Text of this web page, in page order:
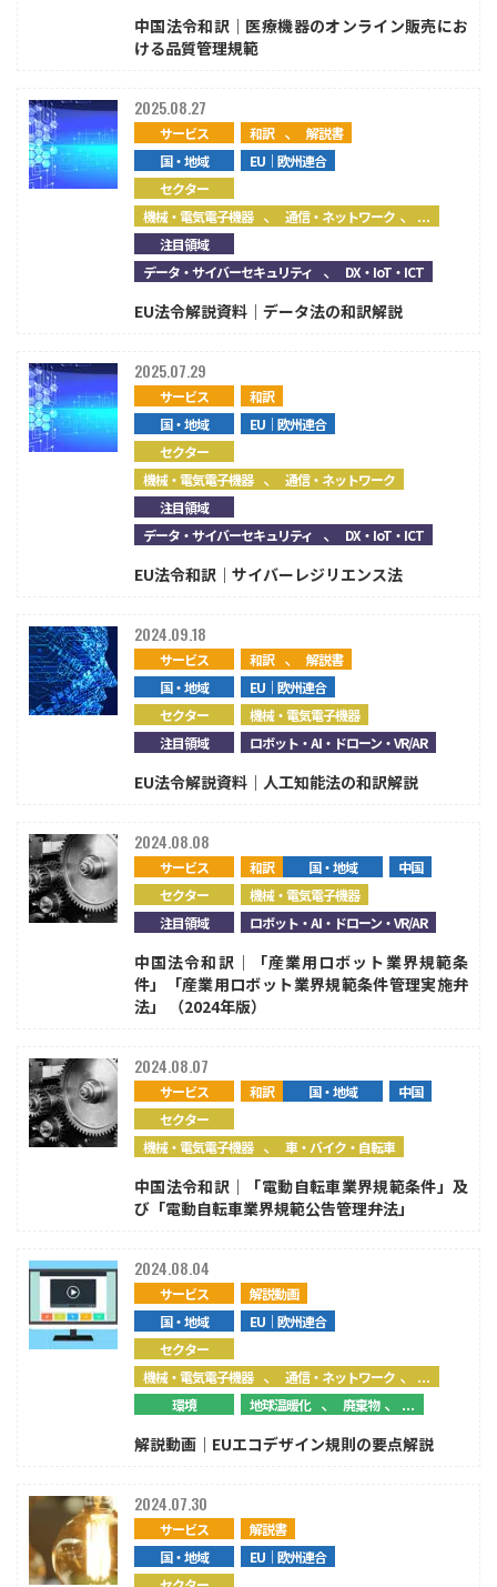
中国法令和訳｜医療機器のオンライン販売にお
ける品質管理規範
サービス 和訳 、解説書
国・地域
EU｜欧州連合
セクター
機械・電気電子機器 、通信・ネットワーク、...
注目領域
データ・サイバーセキュリティ 、DX・IoT・ICT
2025.08.27
EU法令解説資料｜データ法の和訳解説
サービス
和訳
国・地域
EU｜欧州連合
セクター
機械・電気電子機器 、通信・ネットワーク
注目領域
データ・サイバーセキュリティ 、DX・IoT・ICT
2025.07.29
EU法令和訳｜サイバーレジリエンス法
サービス 和訳 、解説書
国・地域
EU｜欧州連合
セクター
機械・電気電子機器
注目領域
ロボット・AI・ドローン・VR/AR
2024.09.18
EU法令解説資料｜人工知能法の和訳解説
サービス 和訳 国・地域
中国
セクター
機械・電気電子機器
注目領域
ロボット・AI・ドローン・VR/AR
2024.08.08
中国法令和訳｜「産業用ロボット業界規範条
件」「産業用ロボット業界規範条件管理実施弁
法」 （2024年版）
サービス 和訳 国・地域
中国
セクター
機械・電気電子機器 、車・バイク・自転車
2024.08.07
中国法令和訳｜「電動自転車業界規範条件」及
び「電動自転車業界規範公告管理弁法」
サービス
解説動画
国・地域
EU｜欧州連合
セクター
機械・電気電子機器 、通信・ネットワーク、...
環境 地球温暖化 、廃棄物、...
2024.08.04
解説動画｜EUエコデザイン規則の要点解説
サービス
解説書
国・地域
EU｜欧州連合
2024.07.30